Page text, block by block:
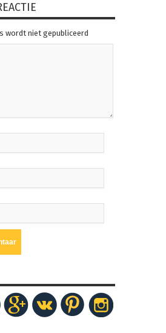
wordt niet gepubliceerd